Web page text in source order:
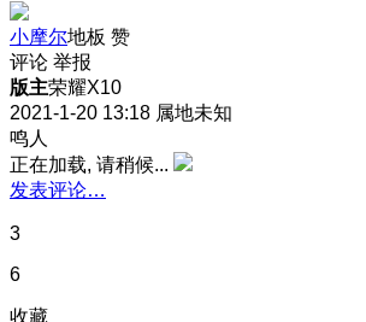
小摩尔地板 赞
评论 举报
版主荣耀X10
2021-1-20 13:18 属地未知
鸣人
正在加载, 请稍候...
发表评论…
3
6
收藏